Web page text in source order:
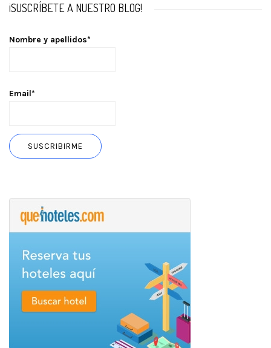
¡SUSCRÍBETE A NUESTRO BLOG!
Nombre y apellidos*
Email*